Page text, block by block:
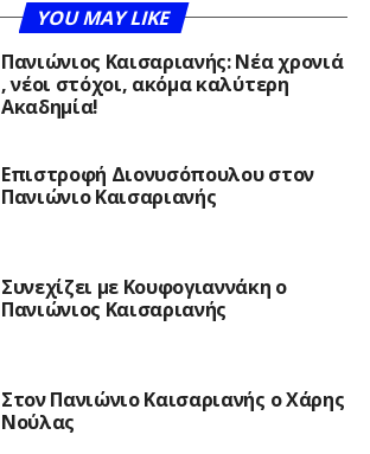
YOU MAY LIKE
Πανιώνιος Καισαριανής: Νέα χρονιά
, νέοι στόχοι, ακόμα καλύτερη
Ακαδημία!
Επιστροφή Διονυσόπουλου στον
Πανιώνιο Καισαριανής
Συνεχίζει με Κουφογιαννάκη ο
Πανιώνιος Καισαριανής
Στον Πανιώνιο Καισαριανής ο Χάρης
Νούλας